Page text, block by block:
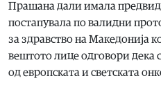
Прашана дали имала
постапувала по валидни
за здравство на Македонија
вештото лице одговори дека
од европската и светската